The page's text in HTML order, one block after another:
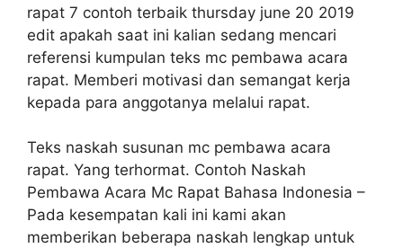
rapat 7 contoh terbaik thursday june 20 2019
edit apakah saat ini kalian sedang mencari
referensi kumpulan teks mc pembawa acara
rapat. Memberi motivasi dan semangat kerja
kepada para anggotanya melalui rapat.
Teks naskah susunan mc pembawa acara
rapat. Yang terhormat. Contoh Naskah
Pembawa Acara Mc Rapat Bahasa Indonesia –
Pada kesempatan kali ini kami akan
memberikan beberapa naskah lengkap untuk